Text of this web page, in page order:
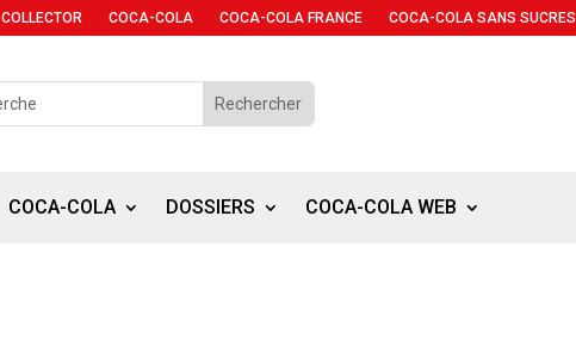
COLLECTOR COCA-COLA COCA-COLA FRANCE COCA-COLA SANS SUCRES
COCA-COLA DOSSIERS COCA-COLA WEB